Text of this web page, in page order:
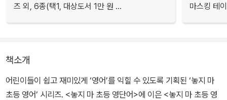
즈 외, 6종(택1, 대상도서 1만 원 ...
마스킹 테
책소개
어린이들이 쉽고 재미있게 ‘영어’를 익힐 수 있도록 기획된 ‘놓지 마
초등 영어’ 시리즈. <놓지 마 초등 영단어>에 이은 <놓지 마 초등 영